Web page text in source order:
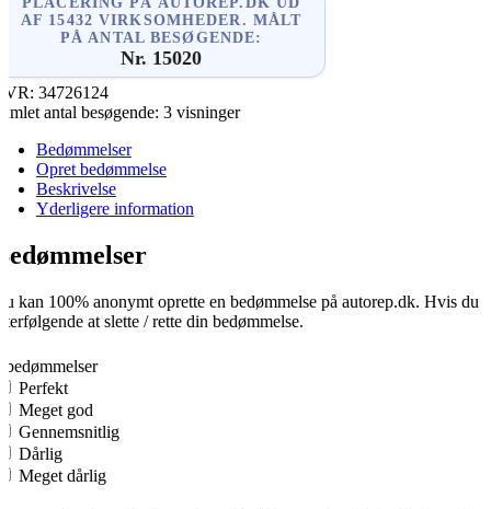
AF 15432 VIRKSOMHEDER. MÅLT
PÅ ANTAL BESØGENDE:
Nr. 15020
34726124
antal besøgende: 3 visninger
Bedømmelser
Opret bedømmelse
Beskrivelse
Yderligere information
kan 100% anonymt oprette en bedømmelse på autorep.dk. Hvis
at slette / rette din bedømmelse.
bedømmelser
Perfekt
Meget god
Gennemsnitlig
Dårlig
Meget dårlig